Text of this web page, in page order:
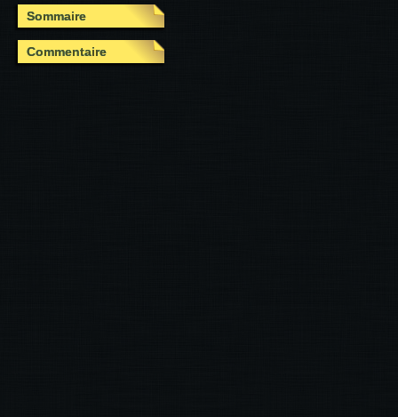
Sommaire
Commentaire